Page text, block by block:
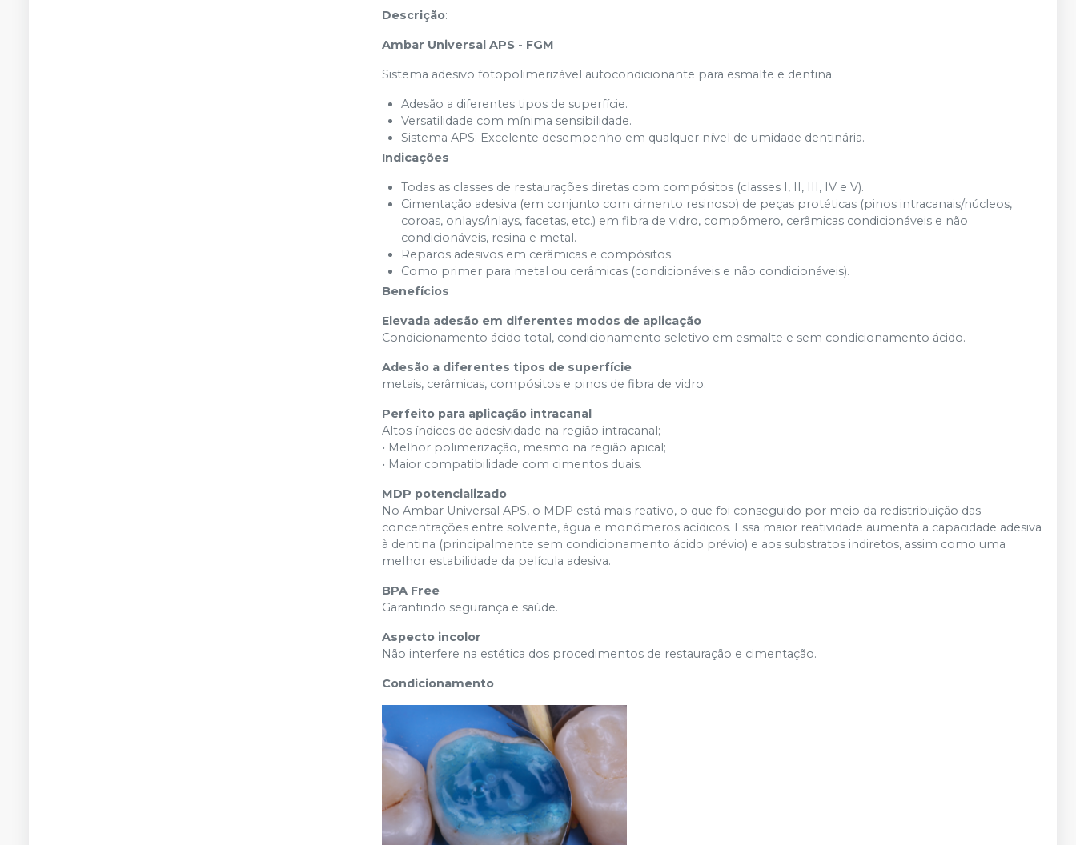
Descrição:
Ambar Universal APS - FGM
Sistema adesivo fotopolimerizável autocondicionante para esmalte e dentina.
Adesão a diferentes tipos de superfície.
Versatilidade com mínima sensibilidade.
Sistema APS: Excelente desempenho em qualquer nível de umidade dentinária.
Indicações
Todas as classes de restaurações diretas com compósitos (classes I, II, III, IV e V).
Cimentação adesiva (em conjunto com cimento resinoso) de peças protéticas (pinos intracanais/núcleos,
coroas, onlays/inlays, facetas, etc.) em fibra de vidro, compômero, cerâmicas condicionáveis e não
condicionáveis, resina e metal.
Reparos adesivos em cerâmicas e compósitos.
Como primer para metal ou cerâmicas (condicionáveis e não condicionáveis).
Benefícios
Elevada adesão em diferentes modos de aplicação
Condicionamento ácido total, condicionamento seletivo em esmalte e sem condicionamento ácido.
Adesão a diferentes tipos de superfície
metais, cerâmicas, compósitos e pinos de fibra de vidro.
Perfeito para aplicação intracanal
Altos índices de adesividade na região intracanal;
• Melhor polimerização, mesmo na região apical;
• Maior compatibilidade com cimentos duais.
MDP potencializado
No Ambar Universal APS, o MDP está mais reativo, o que foi conseguido por meio da redistribuição das
concentrações entre solvente, água e monômeros acídicos. Essa maior reatividade aumenta a capacidade adesiva
à dentina (principalmente sem condicionamento ácido prévio) e aos substratos indiretos, assim como uma
melhor estabilidade da película adesiva.
BPA Free
Garantindo segurança e saúde.
Aspecto incolor
Não interfere na estética dos procedimentos de restauração e cimentação.
Condicionamento